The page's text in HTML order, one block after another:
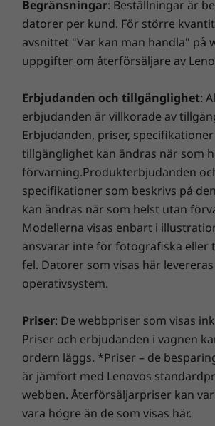
Smarta funktioner för en
upplevelse
inbyggd mikrofon med AI-
brusreducering som ger klarare
dina möten. Välj mellan
för smidiga konferenssamtal,
sitter på kaféet eller på ditt
Dynamisk kylning hanterar
för optimal systemprestanda.
Vikt
Från 1,59 kg
Uppkoppling
WLAN: WiFi 6 802.11 AX/WiFi 5 802.11
Bluetooth
5.1
Portar/kortplatser
USB 3.2 Gen 1 Type-A (always on)
USB 2.0 Gen 1 Type A
Kombinerad hörlur/mikrofon
HDMI 1.4
RJ45
*Överföringshastigheten via USB-portarna är ungefärlig
som bearbetningskapacitet för värd/kringutrustning,
och driftmiljö. Faktisk hastighet varierar och kan vara
Tangentbord
Spillsäkert
budgetarbete och enorma
och 80 %. Våra skickliga tekniker,
med Lenovos banbrytande
dolda skador så att du kan känna
Smart Performance
Lenovo Smart Performance
datorupplevelse! Du får mer kraft i
är smidig att använda och startar
en snabbare och mer tillförlitlig
med förbättrade
IT-investering med en förbättrad
annonsprogram, skadlig kod och
du får en riktigt spännande virtuell
Begränsningar: Beställningar är
datorer per kund. För större
avsnittet "Var kan man handla" på
uppgifter om återförsäljare av
Erbjudanden och tillgänglighet:
erbjudanden är villkorade av
Erbjudanden, priser,
tillgänglighet kan ändras när som
förvarning.Produkterbjudanden
specifikationer som beskrivs på
kan ändras när som helst utan
Modellerna visas enbart i
ansvarar inte för fotografiska eller
fel. Datorer som visas här
operativsystem.
Priser: De webbpriser som visas
Priser och erbjudanden i vagnen
ordern läggs. *Priser – de
är jämfört med Lenovos
webben. Återförsäljarpriser kan
vara högre än de som visas här.